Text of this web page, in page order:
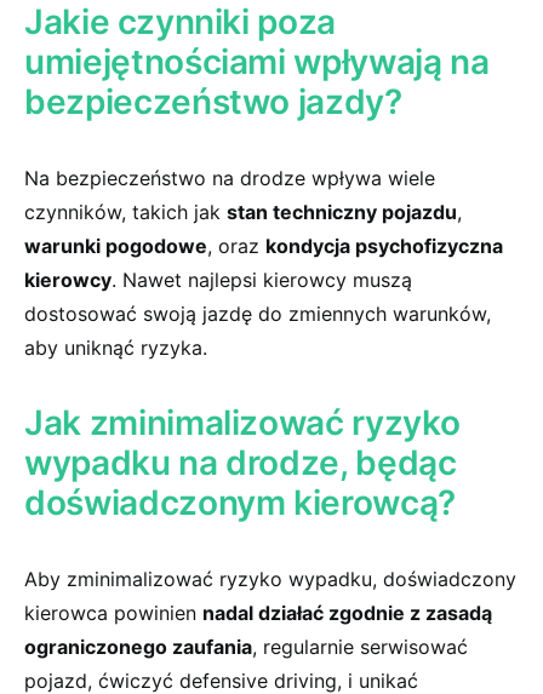
Jakie ⁤czynniki poza
umiejętnościami wpływają na
bezpieczeństwo jazdy?
Na bezpieczeństwo na drodze wpływa wiele
czynników, takich jak stan techniczny​ pojazdu,
warunki pogodowe, oraz kondycja psychofizyczna
kierowcy. Nawet najlepsi kierowcy muszą
dostosować swoją jazdę do zmiennych warunków,
aby uniknąć⁣ ryzyka.
Jak zminimalizować ryzyko
wypadku na drodze,‍ będąc
doświadczonym kierowcą?
Aby zminimalizować ryzyko wypadku, doświadczony
⁤kierowca powinien nadal ​działać zgodnie z zasadą
ograniczonego zaufania,⁢ regularnie⁤ serwisować
pojazd, ćwiczyć defensive driving, i unikać